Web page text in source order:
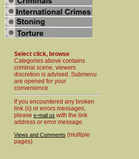
Select click, browse
Categories above contains
criminal scene, viewers
discretion is advised. Submenu
are opened for your
convenience
If you encountered any broken
link (s) or errors messages,
please e-mail us with the link
address or error message.
Views and Comments (multiple
pages)